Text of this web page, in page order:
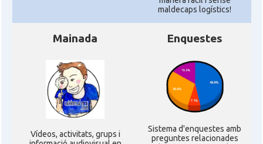
maldecaps logí­stics!
Mainada
Ví­deos, activitats, grups i
Enquestes
Sistema d'enquestes amb
preguntes relacionades